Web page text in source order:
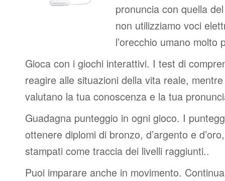
pronuncia con quella
non utilizziamo voci
l’orecchio umano molto
Gioca con i giochi interattivi. I test di
reagire alle situazioni della vita reale,
valutano la tua conoscenza e la tua
Guadagna punteggio in ogni gioco. I
ottenere diplomi di bronzo, d’argento e
stampati come traccia dei livelli raggiunti..
Puoi imparare anche in movimento.